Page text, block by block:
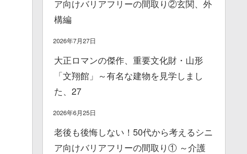
ア向けバリアフリーの間取り②玄関、外
構編
2026年7月27日
大正ロマンの傑作、重要文化財・山形
「文翔館」～有名な建物を見学しまし
た、27
2026年6月25日
老後も後悔しない！50代から考えるシニ
ア向けバリアフリーの間取り① ～介護